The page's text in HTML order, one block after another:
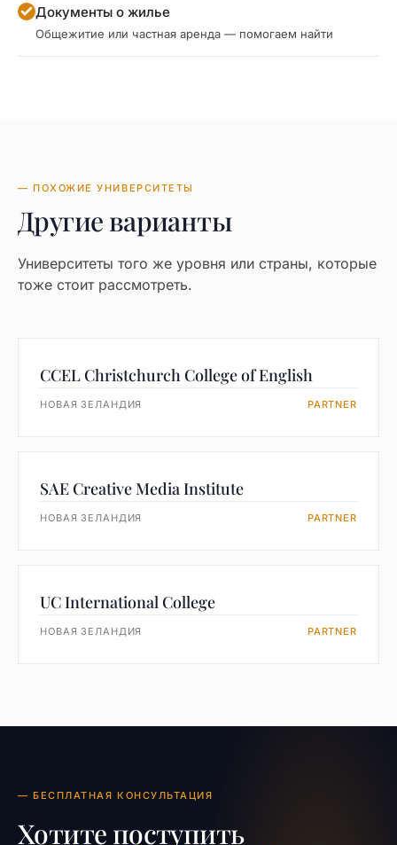
Документы о жилье
Общежитие или частная аренда — помогаем найти
— ПОХОЖИЕ УНИВЕРСИТЕТЫ
Другие варианты
Университеты того же уровня или страны, которые
тоже стоит рассмотреть.
CCEL Christchurch College of English
НОВАЯ ЗЕЛАНДИЯ PARTNER
SAE Creative Media Institute
НОВАЯ ЗЕЛАНДИЯ PARTNER
UC International College
НОВАЯ ЗЕЛАНДИЯ PARTNER
— БЕСПЛАТНАЯ КОНСУЛЬТАЦИЯ
Хотите поступить